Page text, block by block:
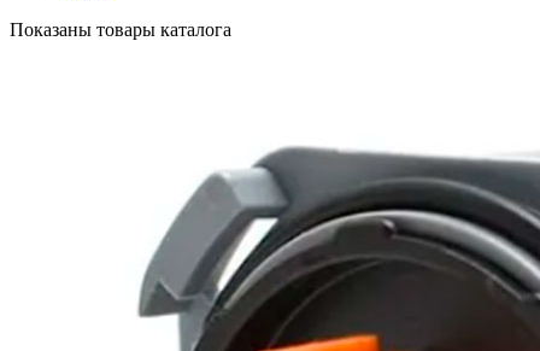
Показаны товары каталога